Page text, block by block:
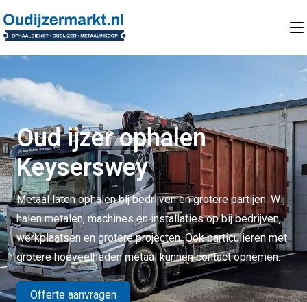
Oud ijzer ophalen
Keyserswey
Metaal laten ophalen bij bedrijven en grotere partijen. Wij
halen metalen, machines en installaties op bij bedrijven,
werkplaatsen en grotere projecten. Ook particulieren met
grotere hoeveelheden metaal kunnen contact opnemen.
Offerte aanvragen